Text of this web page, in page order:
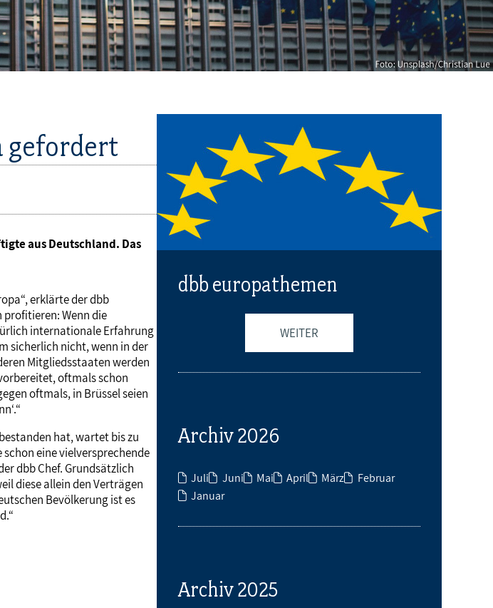
gefordert
aus Deutschland. Das
erklärte der dbb
profitieren: Wenn die
internationale Erfahrung
sicherlich nicht, wenn in der
Mitgliedsstaaten werden
oftmals schon
oftmals, in Brüssel seien
hat, wartet bis zu
eine vielversprechende
dbb Chef. Grundsätzlich
diese allein den Verträgen
Bevölkerung ist es
dbb europathemen
WEITER
Archiv 2026
Juli Juni Mai April März
Februar
Januar
Archiv 2025